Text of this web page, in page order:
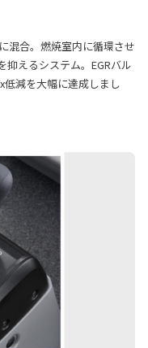
混合。燃焼室内に循環させ
抑えるシステム。EGRバル
低減を大幅に達成しまし